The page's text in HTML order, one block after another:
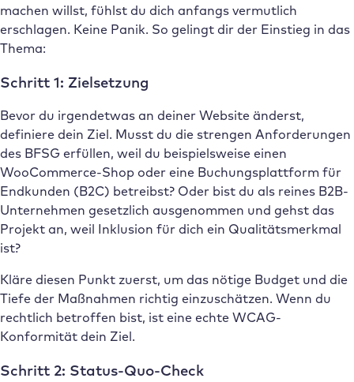
machen willst, fühlst du dich anfangs vermutlich
erschlagen. Keine Panik. So gelingt dir der Einstieg in das
Thema:
Schritt 1: Zielsetzung
Bevor du irgendetwas an deiner Website änderst,
definiere dein Ziel. Musst du die strengen Anforderungen
des BFSG erfüllen, weil du beispielsweise einen
WooCommerce-Shop oder eine Buchungsplattform für
Endkunden (B2C) betreibst? Oder bist du als reines B2B-
Unternehmen gesetzlich ausgenommen und gehst das
Projekt an, weil Inklusion für dich ein Qualitätsmerkmal
ist?
Kläre diesen Punkt zuerst, um das nötige Budget und die
Tiefe der Maßnahmen richtig einzuschätzen. Wenn du
rechtlich betroffen bist, ist eine echte WCAG-
Konformität dein Ziel.
Schritt 2: Status-Quo-Check